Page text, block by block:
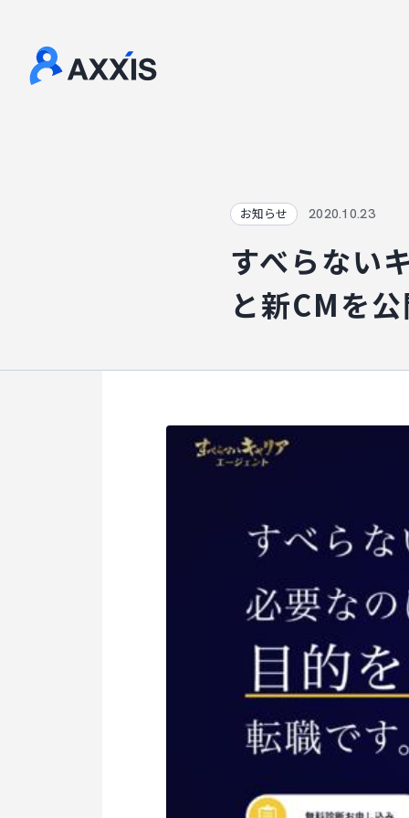
利用規約 サービスポリシー
Copyright © Axxis inc. All Rights Reserved.
お知らせ 2020.10.23
すべらない
と新CMを